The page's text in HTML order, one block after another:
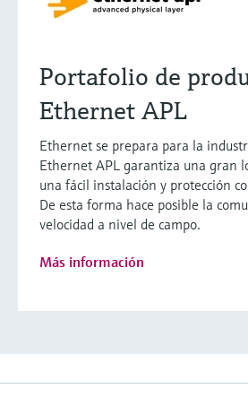
Portafolio de
Ethernet APL
Ethernet se prepara para la
Ethernet APL garantiza una gran
una fácil instalación y protección
De esta forma hace posible la
velocidad a nivel de campo.
Más información